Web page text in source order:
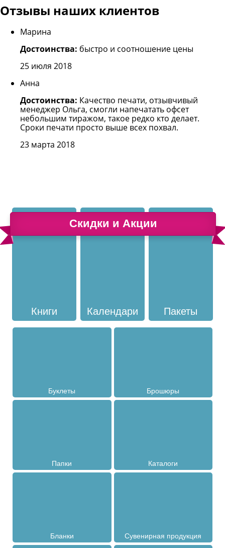
Отзывы наших клиентов
Марина
Достоинства: быстро и соотношение цены
25 июля 2018
Анна
Достоинства: Качество печати, отзывчивый
менеджер Ольга, смогли напечатать офсет
небольшим тиражом, такое редко кто делает.
Сроки печати просто выше всех похвал.
23 марта 2018
Скидки и Акции
Книги Календари Пакеты
Буклеты Брошюры
Папки Каталоги
Бланки Сувенирная продукция